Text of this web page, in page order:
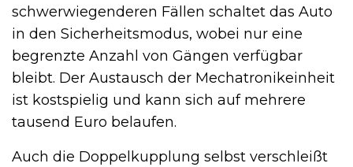
schwerwiegenderen Fällen schaltet das Auto
in den Sicherheitsmodus, wobei nur eine
begrenzte Anzahl von Gängen verfügbar
bleibt. Der Austausch der Mechatronikeinheit
ist kostspielig und kann sich auf mehrere
tausend Euro belaufen.
Auch die Doppelkupplung selbst verschleißt